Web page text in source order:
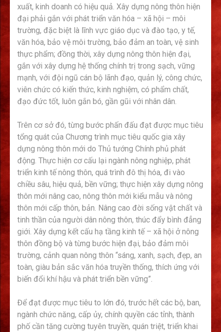
xuất, kinh doanh có hiệu quả. Xây dựng nông thôn hiện
đại phải gắn với phát triển văn hóa – xã hội – môi
trường, đặc biệt là lĩnh vực giáo dục và đào tạo, y tế,
văn hóa, bảo vệ môi trường, bảo đảm an toàn, vệ sinh
thực phẩm; đồng thời, xây dựng nông thôn hiện đại,
gắn với xây dựng hệ thống chính trị trong sạch, vững
mạnh, với đội ngũ cán bộ lãnh đạo, quản lý, công chức,
viên chức có kiến thức, kinh nghiệm, có phẩm chất,
đạo đức tốt, luôn gắn bó, gần gũi với nhân dân.
Trên cơ sở đó, từng bước phấn đấu đạt được mục tiêu
tổng quát của Chương trình mục tiêu quốc gia xây
dựng nông thôn mới do Thủ tướng Chính phủ phát
động. Thực hiện cơ cấu lại ngành nông nghiệp, phát
triển kinh tế nông thôn, quá trình đô thị hóa, đi vào
chiều sâu, hiệu quả, bền vững; thực hiện xây dựng nông
thôn mới nâng cao, nông thôn mới kiểu mẫu và nông
thôn mới cấp thôn, bản. Nâng cao đời sống vật chất và
tinh thần của người dân nông thôn, thúc đẩy bình đẳng
giới. Xây dựng kết cấu hạ tầng kinh tế – xã hội ở nông
thôn đồng bộ và từng bước hiện đại, bảo đảm môi
trường, cảnh quan nông thôn “sáng, xanh, sạch, đẹp, an
toàn, giàu bản sắc văn hóa truyền thống, thích ứng với
biến đổi khí hậu và phát triển bền vững”.
Để đạt được mục tiêu to lớn đó, trước hết các bộ, ban,
ngành chức năng, cấp ủy, chính quyền các tỉnh, thành
phố cần tăng cường tuyên truyền, quán triệt, triển khai